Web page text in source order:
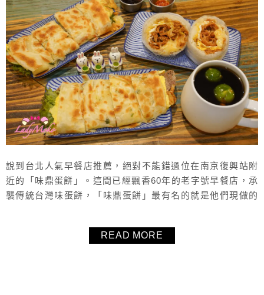
說到台北人氣早餐店推薦，絕對不能錯過位在南京復興站附
近的「味鼎蛋餅」。這間已經飄香60年的老字號早餐店，承
襲傳統台灣味蛋餅，「味鼎蛋餅」最有名的就是他們現做的
與爆漿飯糰是人氣必點招牌。雖然價格不算便宜，但吃過一
次真的會想回訪，是台北早餐、南京復興站一帶非常值得一
READ MORE